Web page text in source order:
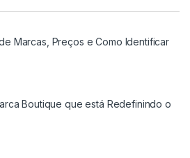
Marcas, Preços e Como Identificar
Boutique que está Redefinindo o